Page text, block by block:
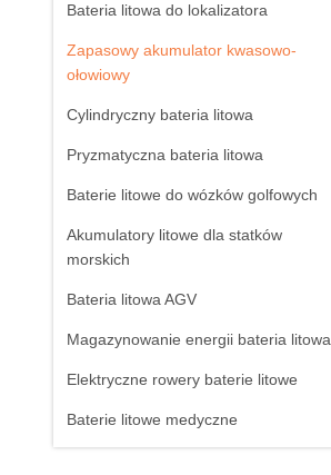
Bateria litowa do lokalizatora
Zapasowy akumulator kwasowo-
ołowiowy
Cylindryczny bateria litowa
Pryzmatyczna bateria litowa
Baterie litowe do wózków golfowych
Akumulatory litowe dla statków
morskich
Bateria litowa AGV
Magazynowanie energii bateria litowa
Elektryczne rowery baterie litowe
Baterie litowe medyczne